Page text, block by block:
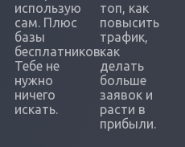
использую
сам. Плюс
базы
бесплатников.
Тебе не
нужно
ничего
искать.
топ, как
повысить
трафик,
как
делать
больше
заявок и
расти в
прибыли.